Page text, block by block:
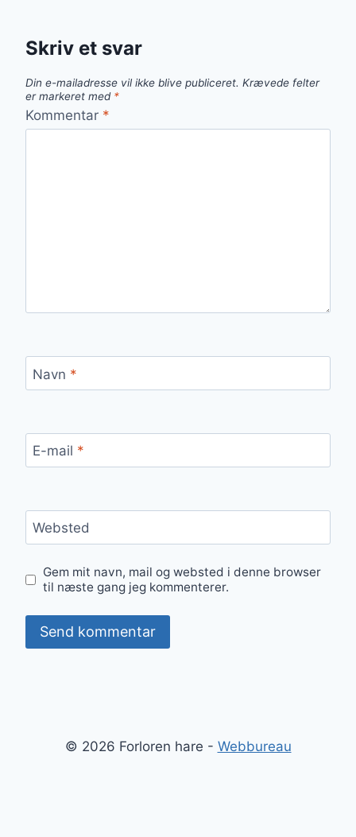
Skriv et svar
Din e-mailadresse vil ikke blive publiceret. Krævede felter
er markeret med *
Kommentar *
Navn *
E-mail *
Websted
Gem mit navn, mail og websted i denne browser
til næste gang jeg kommenterer.
© 2026 Forloren hare - Webbureau